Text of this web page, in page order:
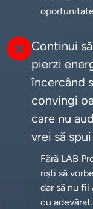
Continui
pierzi
încercând
convingi
care nu
vrei să spui
Fără LAB
riști să
dar să nu fii
cu adevărat.